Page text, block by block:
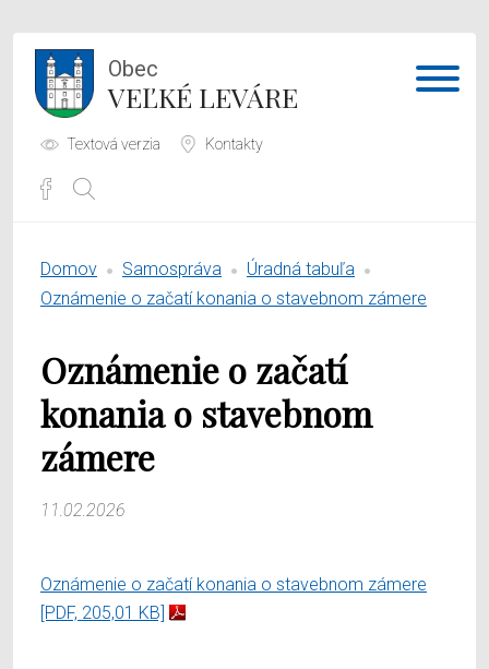
Obec
VEĽKÉ LEVÁRE
Textová verzia Kontakty
Samospráva
O obci
Domov Samospráva
Úradná tabuľa
Oznámenie o začatí konania o stavebnom zámere
Oznámenie o začatí
konania o stavebnom
zámere
11.02.2026
Oznámenie o začatí konania o stavebnom zámere
[PDF, 205,01 KB]